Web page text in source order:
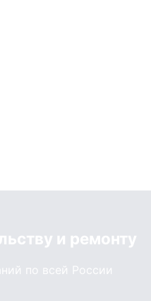
и ремонту
по всей России